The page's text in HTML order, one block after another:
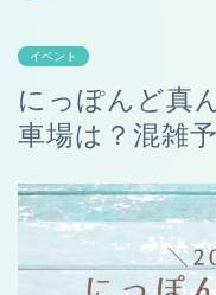
イベント
にっぽんど真
車場は？混雑